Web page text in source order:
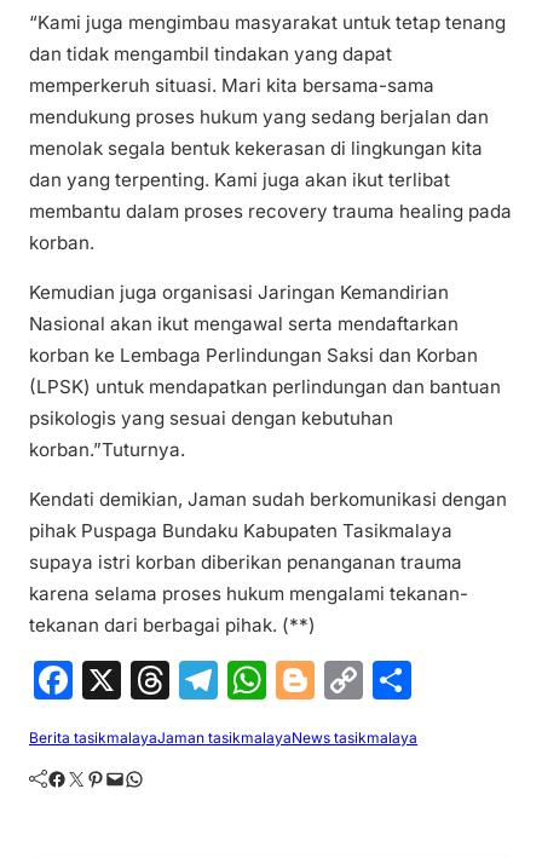
“Kami juga mengimbau masyarakat untuk tetap tenang
dan tidak mengambil tindakan yang dapat
memperkeruh situasi. Mari kita bersama-sama
mendukung proses hukum yang sedang berjalan dan
menolak segala bentuk kekerasan di lingkungan kita
dan yang terpenting. Kami juga akan ikut terlibat
membantu dalam proses recovery trauma healing pada
korban.
Kemudian juga organisasi Jaringan Kemandirian
Nasional akan ikut mengawal serta mendaftarkan
korban ke Lembaga Perlindungan Saksi dan Korban
(LPSK) untuk mendapatkan perlindungan dan bantuan
psikologis yang sesuai dengan kebutuhan
korban.”Tuturnya.
Kendati demikian, Jaman sudah berkomunikasi dengan
pihak Puspaga Bundaku Kabupaten Tasikmalaya
supaya istri korban diberikan penanganan trauma
karena selama proses hukum mengalami tekanan-
tekanan dari berbagai pihak. (**)
F
c
e
X
T
e
T
e
W
at
Bl
g
C
p ar
Berita tasikmalayaJaman tasikmalayaNews tasikmalaya
Facebook Twitter Pinterest Mail WhatsApp